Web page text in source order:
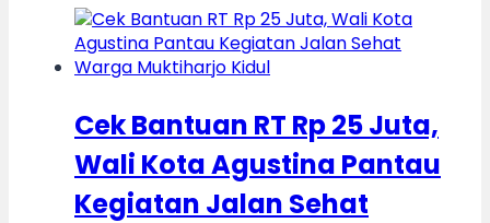
Cek Bantuan RT Rp 25 Juta,
Wali Kota Agustina Pantau
Kegiatan Jalan Sehat